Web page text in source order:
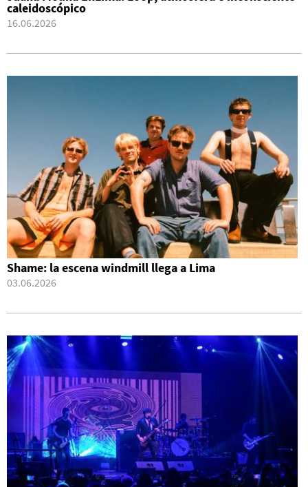
caleidoscópico
16.06.2026
Shame: la escena windmill llega a Lima
03.06.2026